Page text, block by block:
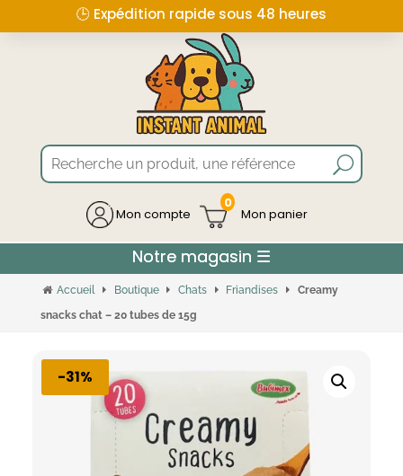
🕒 Expédition rapide sous 48 heures
Mon compte
0
Accueil Boutique Chats Friandises
Creamy
snacks chat – 20 tubes de 15g
-31%